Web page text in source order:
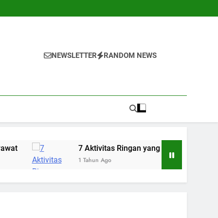
NEWSLETTER RANDOM NEWS
7 Aktivitas Ringan yang Bisa Menenangkan Pikiran
1 Tahun Ago